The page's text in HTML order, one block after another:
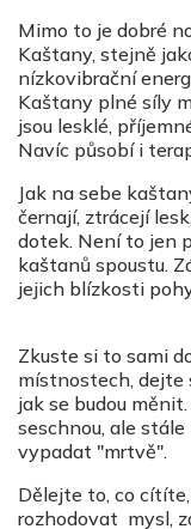
Mimo to je dobré
Kaštany, stejně
nízkovibrační
Kaštany plné síly
jsou lesklé,
Navíc působí i
Jak na sebe
černají, ztrácejí
dotek. Není to jen
kaštanů spoustu.
jejich blízkosti
Zkuste si to sami
místnostech, dejte
jak se budou
seschnou, ale
vypadat "mrtvě".
Dělejte to, co
rozhodovat mysl,